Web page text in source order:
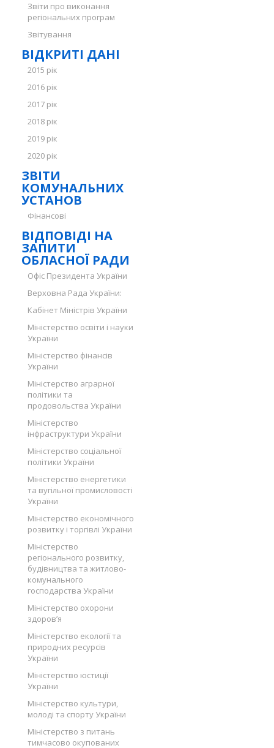
Звіти про виконання
регіональних програм
Звітування
ВІДКРИТІ ДАНІ
2015 рік
2016 рік
2017 рік
2018 рік
2019 рік
2020 рік
ЗВІТИ
КОМУНАЛЬНИХ
УСТАНОВ
Фінансові
ВІДПОВІДІ НА
ЗАПИТИ
ОБЛАСНОЇ РАДИ
Офіс Президента України
Верховна Рада України:
Кабінет Міністрів України
Міністерство освіти і науки
України
Міністерство фінансів
України
Міністерство аграрної
політики та
продовольства України
Міністерство
інфраструктури України
Міністерство соціальної
політики України
Міністерство енергетики
та вугільної промисловості
України
Міністерство економічного
розвитку і торгівлі України
Міністерство
регіонального розвитку,
будівництва та житлово-
комунального
господарства України
Міністерство охорони
здоров’я
Міністерство екології та
природних ресурсів
України
Міністерство юстиції
України
Міністерство культури,
молоді та спорту України
Міністерство з питань
тимчасово окупованих